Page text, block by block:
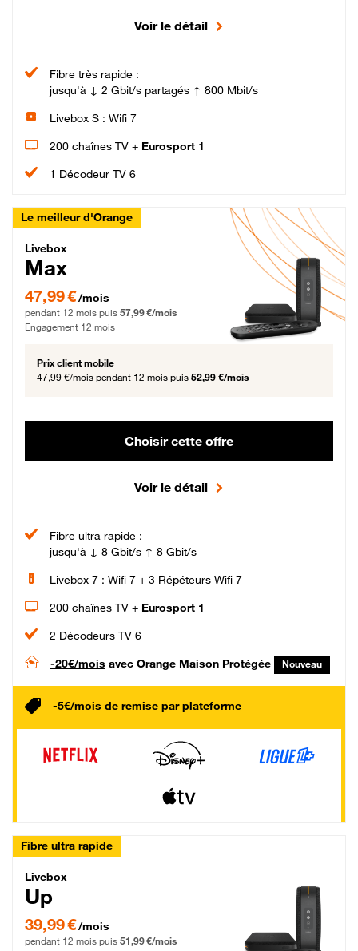
Voir le détail
Fibre très rapide :
jusqu'à ↓ 2 Gbit/s partagés ↑ 800 Mbit/s
Livebox S : Wifi 7
200 chaînes TV + Eurosport 1
1 Décodeur TV 6
Le meilleur d'Orange
Livebox Max Fibre
Livebox
Max
47,99 € par mois pendant 12 mois puis 57,99 € par mois, Engagement 12 mois
47,99 €/mois
pendant 12 mois puis 57,99 €/mois
Engagement 12 mois
Prix client mobile
47,99 €/mois pendant 12 mois puis 52,99 €/mois
Choisir cette offre
Voir le détail
Fibre ultra rapide :
jusqu'à ↓ 8 Gbit/s ↑ 8 Gbit/s
Livebox 7 : Wifi 7 + 3 Répéteurs Wifi 7
200 chaînes TV + Eurosport 1
2 Décodeurs TV 6
-20€/mois avec Orange Maison Protégée Nouveau
-5€/mois de remise par plateforme
Fibre ultra rapide
Livebox Up Fibre
Livebox
Up
39,99 € par mois pendant 12 mois puis 51,99 € par mois, Engagement 12 mois
39,99 €/mois
pendant 12 mois puis 51,99 €/mois